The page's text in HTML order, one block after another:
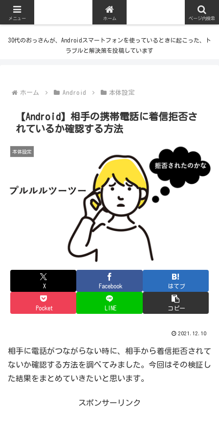
30代のおっさんが、Androidスマートフォンを使っているときに起こった、ト
ラブルと解決策を投稿しています
ホーム Android 本体設定
【Android】相手の携帯電話に着信拒否さ
れているか確認する方法
本体設定
X Facebook はてブ
Pocket LINE コピー
2021.12.10
相手に電話がつながらない時に、相手から着信拒否されて
ないか確認する方法を調べてみました。今回はその検証し
た結果をまとめていきたいと思います。
スポンサーリンク
メニュー ホーム ページ内検索